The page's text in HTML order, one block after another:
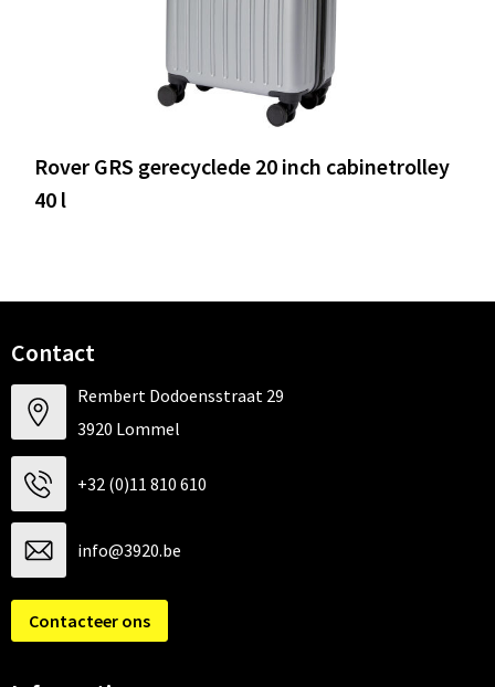
Rover GRS gerecyclede 20 inch cabinetrolley
40 l
Contact
Rembert Dodoensstraat 29
3920 Lommel
+32 (0)11 810 610
info@3920.be
Contacteer ons